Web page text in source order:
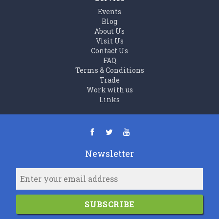
Events
Blog
About Us
Visit Us
Contact Us
FAQ
Terms & Conditions
Trade
Work with us
Links
Newsletter
SUBSCRIBE